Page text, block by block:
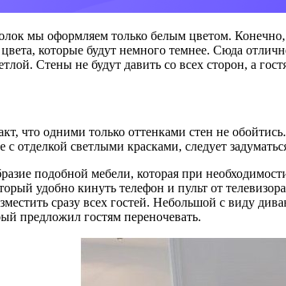
мы оформляем только белым цветом. Конечно,
которые будут немного темнее. Сюда
Стены не будут давить со всех сторон, а
что одними только оттенками стен не
с отделкой светлыми красками, следует
подобной мебели, которая при
удобно кинуть телефон и пульт от
сразу всех гостей. Небольшой с виду
предложил гостям переночевать.